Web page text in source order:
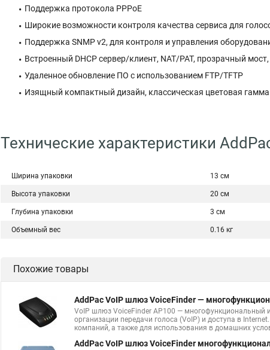
Поддержка протокола PPPoE
Широкие возможности контроля качества сервиса для
Поддержка SNMP v2, для контроля и управления
Встроенный DHCP сервер/клиент, NAT/PAT, прозрачный
Удаленное обновление ПО с использованием FTP/TFTP
Изящный компактный дизайн, классическая цветовая гамма
Технические характеристики
Ширина упаковки 13 см
Высота упаковки 20 см
Глубина упаковки 3 см
Объемный вес 0.16 кг
Похожие товары
AddPac VoIP шлюз VoiceFinder —
VoIP шлюз VoiceFinder AP100 — многофункциональный
организации передачи голоса (VoIP) и доступа в
компаний, а также для использования в домашних
AddPac VoIP шлюз VoiceFinder